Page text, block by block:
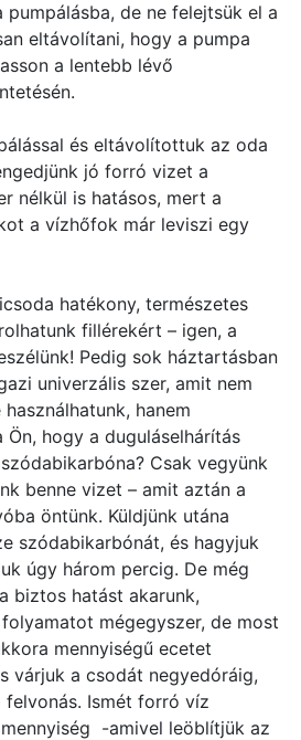
pumpálásba, de ne felejtsük el a
eltávolítani, hogy a pumpa
a lentebb lévő
és eltávolítottuk az oda
jó forró vizet a
nélkül is hatásos, mert a
a vízhőfok már leviszi egy
hatékony, természetes
fillérekért – igen, a
Pedig sok háztartásban
univerzális szer, amit nem
hanem
hogy a duguláselhárítás
Csak vegyünk
benne vizet – amit aztán a
öntünk. Küldjünk utána
szódabikarbónát, és hagyjuk
úgy három percig. De még
biztos hatást akarunk,
mégegyszer, de most
mennyiségű ecetet
várjuk a csodát negyedóráig,
Ismét forró víz
-amivel leöblítjük az